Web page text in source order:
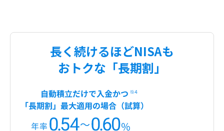
長く続けるほどNISAも
おトクな「長期割」